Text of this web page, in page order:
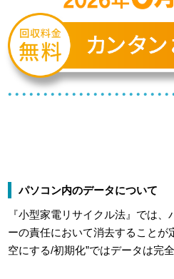
パソコン内のデータについて
『小型家電リサイクル法』では
ーの責任において消去することが
空にする/初期化”ではデータは完